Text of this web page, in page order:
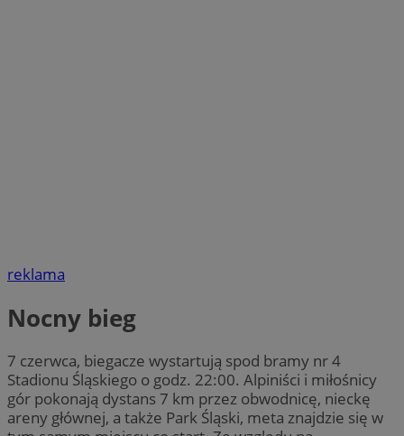
reklama
Nocny bieg
7 czerwca, biegacze wystartują spod bramy nr 4
Stadionu Śląskiego o godz. 22:00. Alpiniści i miłośnicy
gór pokonają dystans 7 km przez obwodnicę, nieckę
areny głównej, a także Park Śląski, meta znajdzie się w